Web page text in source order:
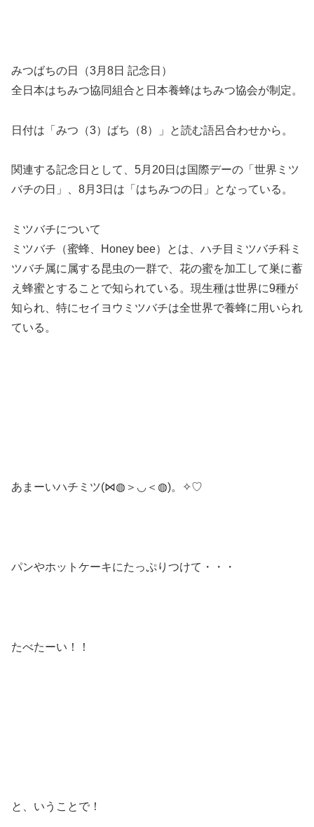
みつばちの日（3月8日 記念日）
全日本はちみつ協同組合と日本養蜂はちみつ協会が制定。
日付は「みつ（3）ばち（8）」と読む語呂合わせから。
関連する記念日として、5月20日は国際デーの「世界ミツ
バチの日」、8月3日は「はちみつの日」となっている。
ミツバチについて
ミツバチ（蜜蜂、Honey bee）とは、ハチ目ミツバチ科ミ
ツバチ属に属する昆虫の一群で、花の蜜を加工して巣に蓄
え蜂蜜とすることで知られている。現生種は世界に9種が
知られ、特にセイヨウミツバチは全世界で養蜂に用いられ
ている。
あまーいハチミツ(⋈◍＞◡＜◍)。✧♡
パンやホットケーキにたっぷりつけて・・・
たべたーい！！
と、いうことで！